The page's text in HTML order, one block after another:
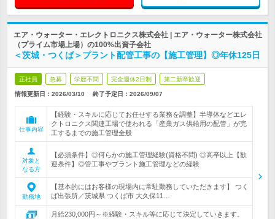
エア・ウォーター・エレクトロニクス株式会社 | エア・ウォーター株式会社
（プライム市場上場）の100%出資子会社
＜茨城・つくば＞プラント配管工事の【施工管理】◎年休125日
正社員 急募 学歴不問 完全週休2日制 第二新卒歓迎
情報更新日：2026/03/10 終了予定日： 2026/09/07
仕事内容
【経験・スキルに応じてお任せする業務を調整】半導体などエレ
クトロニクス関連工場で使われる「産業ガス供給用の配管」が完
工するまでの施工管理全般
対象と
なる方
【必須条件】◎何らかの施工管理経験(資格不問) ◎高卒以上【歓
迎条件】◎管工事やプラント施工管理などの経験
勤務地
【基本的にはお客様の現場内に常駐勤務していただきます】 つく
ば出張所／茨城県 つくば市 大久保11…
月給230,000円～※経験・スキル等に応じて決定していきます。